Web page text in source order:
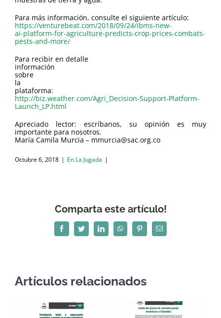
Para más información, consulte el siguiente artículo:
https://venturebeat.com/2018/09/24/ibms-new-
ai-platform-for-agriculture-predicts-crop-prices-combats-
pests-and-more/
Para recibir en detalle
información
sobre
la
plataforma:
http://biz.weather.com/Agri_Decision-Support-Platform-
Launch_LP.html
Apreciado lector: escríbanos, su opinión es muy
importante para nosotros.
María Camila Murcia – mmurcia@sac.org.co
Octubre 6, 2018 | En La Jugada |
Comparta este artículo!
FacebookTwitterLinkedInWhatsAppPinterestCorreo
electrónico
Artículos relacionados